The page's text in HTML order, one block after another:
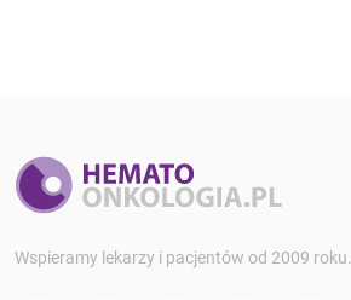
Wspieramy lekarzy i pacjentów od 2009 roku.